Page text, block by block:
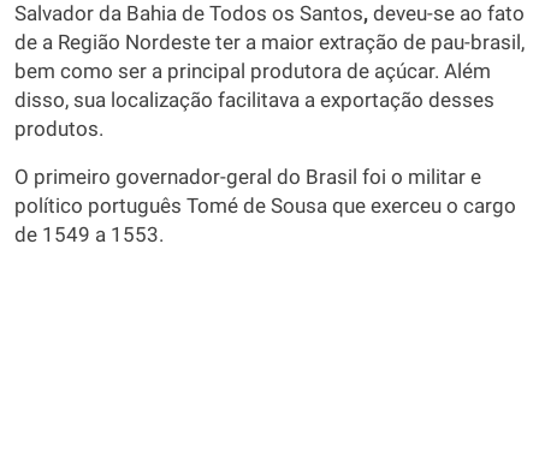
Salvador da Bahia de Todos os Santos, deveu-se ao fato
de a Região Nordeste ter a maior extração de pau-brasil,
bem como ser a principal produtora de açúcar. Além
disso, sua localização facilitava a exportação desses
produtos.
O primeiro governador-geral do Brasil foi o militar e
político português Tomé de Sousa que exerceu o cargo
de 1549 a 1553.